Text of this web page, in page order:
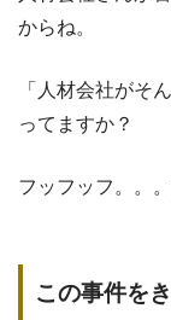
からね。
「人材会社がそ
ってますか？
フッフッフ。。
この事件を